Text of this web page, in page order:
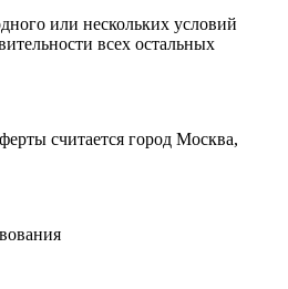
или нескольких условий
всех остальных
считается город Москва,